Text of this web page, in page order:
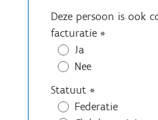
Deze persoon is ook
facturatie *
Ja
Nee
Statuut *
Federatie